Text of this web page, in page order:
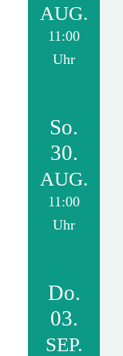
AUG.
11:00
Uhr
So.
30.
AUG.
11:00
Uhr
Do.
03.
SEP.